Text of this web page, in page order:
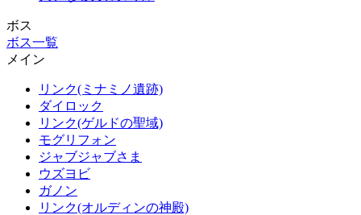
ボス
ボス一覧
メイン
リンク(ミナミノ遺跡)
ダイロック
リンク(ゲルドの聖域)
モグリフォン
ジャブジャブさま
ウズヨビ
ガノン
リンク(オルディンの神殿)